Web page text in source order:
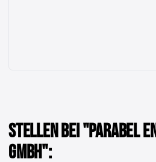
Stellen bei "Parabel
GmbH":